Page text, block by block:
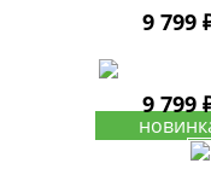
9 799
9 799